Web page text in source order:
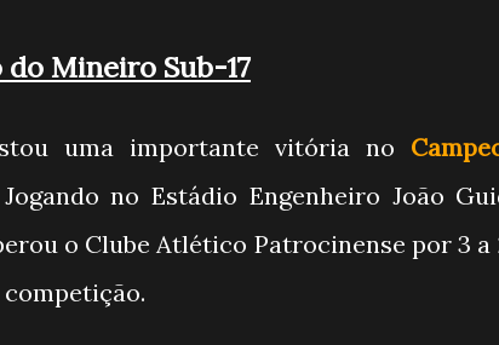
do Mineiro Sub-17
uma importante vitória no
no Estádio Engenheiro João
o Clube Atlético Patrocinense por 3 a